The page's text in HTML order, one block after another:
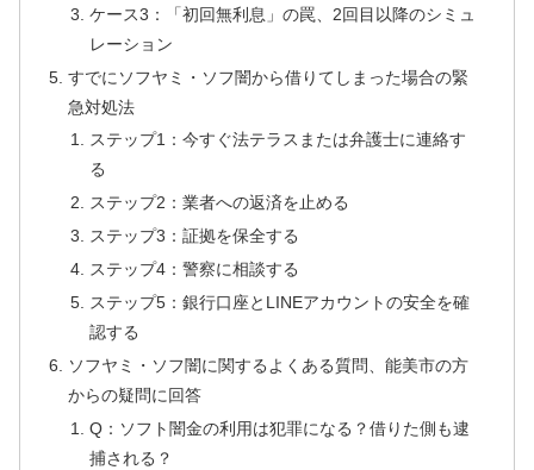
ケース3：「初回無利息」の罠、2回目以降のシミュ
レーション
すでにソフヤミ・ソフ闇から借りてしまった場合の緊
急対処法
ステップ1：今すぐ法テラスまたは弁護士に連絡す
る
ステップ2：業者への返済を止める
ステップ3：証拠を保全する
ステップ4：警察に相談する
ステップ5：銀行口座とLINEアカウントの安全を確
認する
ソフヤミ・ソフ闇に関するよくある質問、能美市の方
からの疑問に回答
Q：ソフト闇金の利用は犯罪になる？借りた側も逮
捕される？